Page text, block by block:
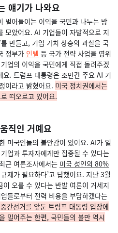
얘기가 나와요
벌어들이는 이익을 국민과 나누는 방
모았어요. AI 기업들이 자발적으로 지
만들고, 기업 가치 상승의 과실을 국
정부가 인텔 등 국가 전략 사업을 영위
업의 이익을 국민에게 직접 돌려주겠
. 트럼프 대통령은 조만간 주요 AI 기
이라고 밝혔어요. 미국 정치권에서는
떠오르고 있어요.
직인 거예요
미국인들의 불안감이 있어요. AI가 일
업과 투자자에게만 집중될 수 있다는
근 여론조사에서는 미국 성인의 80%
제가 필요하다’고 답했어요. 지난 3월
이 오를 수 있다는 반발 여론이 거세지
들로부터 전력 비용을 부담하겠다는
간선거를 앞둔 트럼프 대통령 입장에
밀어주는 한편, 국민들의 불만 역시